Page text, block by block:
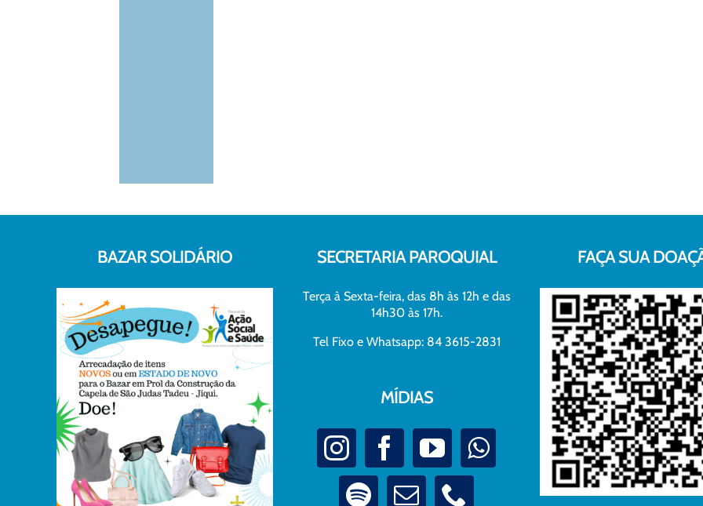
BAZAR SOLIDÁRIO SECRETARIA PAROQUIAL
Terça à Sexta-feira, das 8h às 12h e das
14h30 às 17h.
Tel Fixo e Whatsapp: 84 3615-2831
MÍDIAS
FAÇA SUA